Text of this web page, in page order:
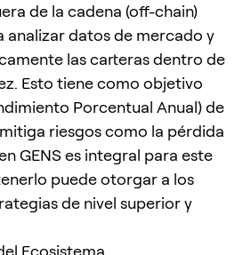
de la cadena (off-chain)
analizar datos de mercado y
las carteras dentro de
Esto tiene como objetivo
Porcentual Anual) de
riesgos como la pérdida
GENS es integral para este
puede otorgar a los
de nivel superior y
Ecosistema